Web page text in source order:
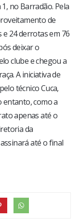
no Barradão. Pela
de
e 24 derrotas em 76
deixar o
clube e chegou a
A iniciativa de
técnico Cuca,
entanto, como a
apenas até o
da
até o final